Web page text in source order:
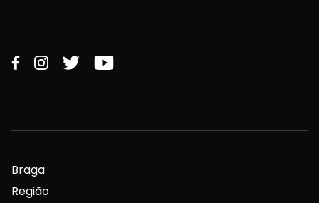
Braga
Região